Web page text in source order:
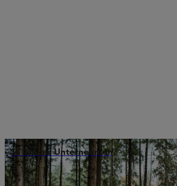
STIHL als Unternehmen